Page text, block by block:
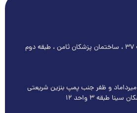
و ظفر جنب پمپ بنزین شریعتی
طبقه 3 واحد 12